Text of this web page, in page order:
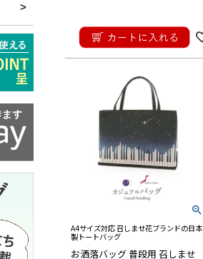
A4サイズ対応 召しませ花ブランドの日本
製トートバッグ
お洒落バッグ 普段用 召しませ